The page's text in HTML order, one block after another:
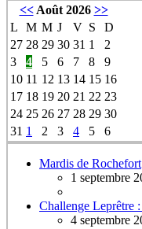
<<Août 2026 >>
L
M M J V S
D
27 28 29 30 31 1
2
3
4 5 6 7 8
9
10 11 12 13 14 15 16
17 18 19 20 21 22 23
24 25 26 27 28 29 30
31 1 2 3 4 5 6
Mardis de Rochefort
1 septembre
Challenge Leprêtre
4 septembre